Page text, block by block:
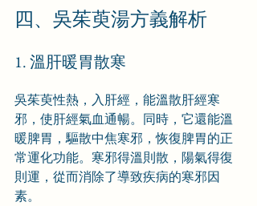
四、吳茱萸湯方義解析
1. 溫肝暖胃散寒
吳茱萸性熱，入肝經，能溫散肝經寒
邪，使肝經氣血通暢。同時，它還能溫
暖脾胃，驅散中焦寒邪，恢復脾胃的正
常運化功能。寒邪得溫則散，陽氣得復
則運，從而消除了導致疾病的寒邪因
素。